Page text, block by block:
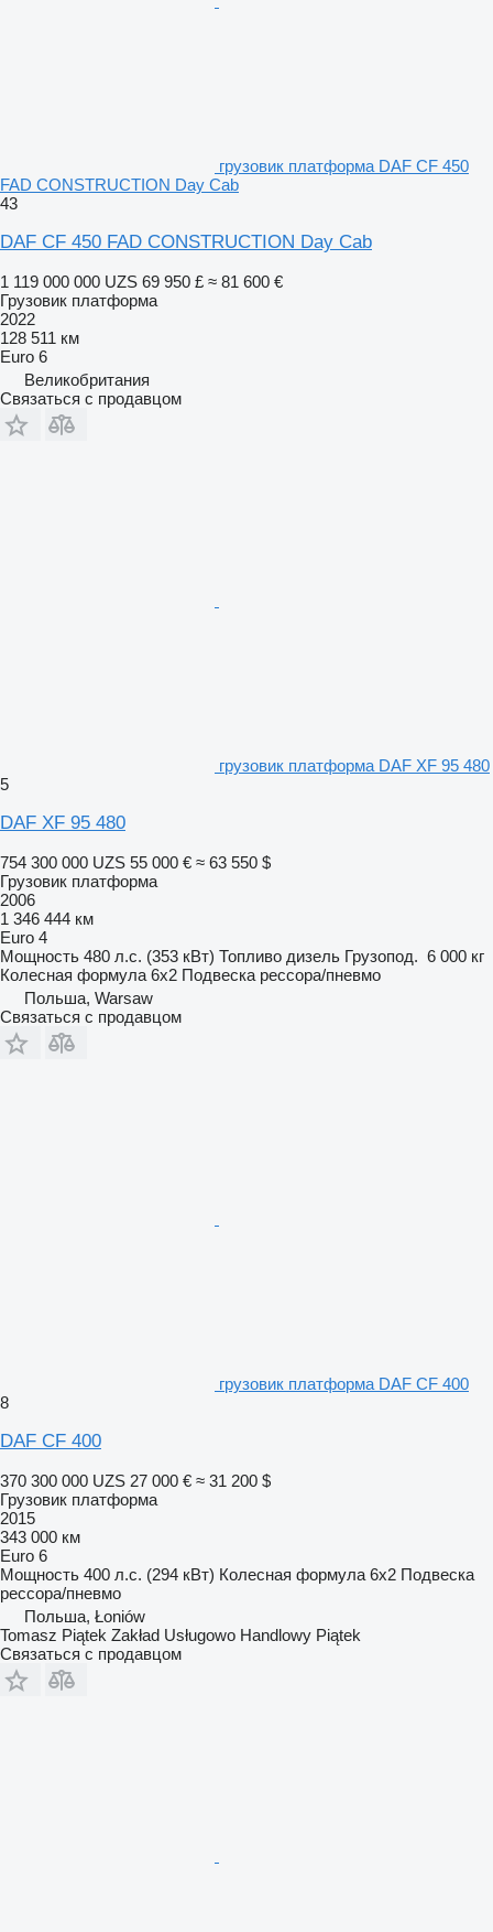
грузовик платформа DAF CF 450
FAD CONSTRUCTION Day Cab
43
DAF CF 450 FAD CONSTRUCTION Day Cab
1 119 000 000 UZS 69 950 £ ≈ 81 600 €
Грузовик платформа
2022
128 511 км
Euro 6
Великобритания
Связаться с продавцом
грузовик платформа DAF XF 95 480
5
DAF XF 95 480
754 300 000 UZS 55 000 € ≈ 63 550 $
Грузовик платформа
2006
1 346 444 км
Euro 4
Мощность 480 л.с. (353 кВт) Топливо дизель Грузопод. 6 000 кг
Колесная формула 6x2 Подвеска рессора/пневмо
Польша, Warsaw
Связаться с продавцом
грузовик платформа DAF CF 400
8
DAF CF 400
370 300 000 UZS 27 000 € ≈ 31 200 $
Грузовик платформа
2015
343 000 км
Euro 6
Мощность 400 л.с. (294 кВт) Колесная формула 6x2 Подвеска
рессора/пневмо
Польша, Łoniów
Tomasz Piątek Zakład Usługowo Handlowy Piątek
Связаться с продавцом